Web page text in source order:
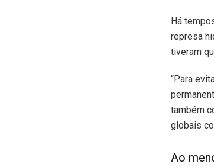
Há
represa
tiveram
“Para
também
globais
Ao